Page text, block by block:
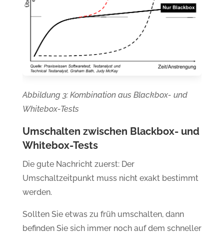
Abbildung 3: Kombination aus Blackbox- und
Whitebox-Tests
Umschalten zwischen Blackbox- und
Whitebox-Tests
Die gute Nachricht zuerst: Der
Umschaltzeitpunkt muss nicht exakt bestimmt
werden.
Sollten Sie etwas zu früh umschalten, dann
befinden Sie sich immer noch auf dem schneller